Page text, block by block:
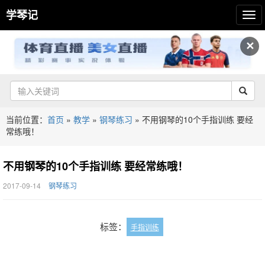
✕
学琴记
当前位置： 首页 » 教学 » 钢琴练习 » 不用钢琴的10个手指训练 要经
常练哦！
不用钢琴的10个手指训练 要经常练哦！
2017-09-14 钢琴练习
标签： 手指训练